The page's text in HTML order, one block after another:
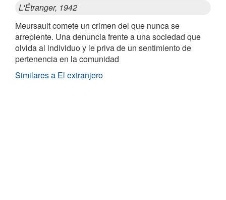
L'Étranger, 1942
Meursault comete un crimen del que nunca se
arrepiente. Una denuncia frente a una sociedad que
olvida al individuo y le priva de un sentimiento de
pertenencia en la comunidad
Similares a El extranjero